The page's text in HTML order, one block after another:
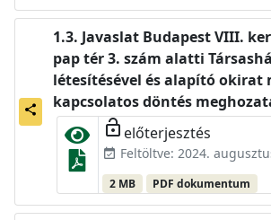
share
Javaslat Budapest VIII.
pap tér 3. szám alatti
létesítésével és alapító okirat
kapcsolatos döntés
lock_open előterjesztés
event_available Feltöltve: 2024.
2 MB PDF dokumentum